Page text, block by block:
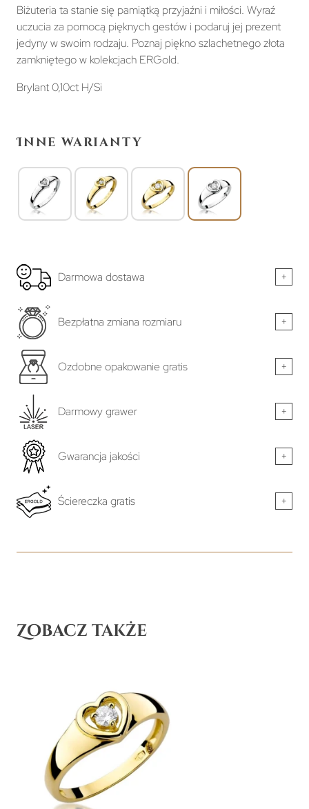
Biżuteria ta stanie się pamiątką przyjaźni i miłości. Wyraź
uczucia za pomocą pięknych gestów i podaruj jej prezent
jedyny w swoim rodzaju. Poznaj piękno szlachetnego złota
zamkniętego w kolekcjach ERGold.
Brylant 0,10ct H/Si
Inne warianty
Darmowa dostawa +
Bezpłatna zmiana rozmiaru +
Ozdobne opakowanie gratis +
Darmowy grawer +
Gwarancja jakości +
Ściereczka gratis +
Zobacz także